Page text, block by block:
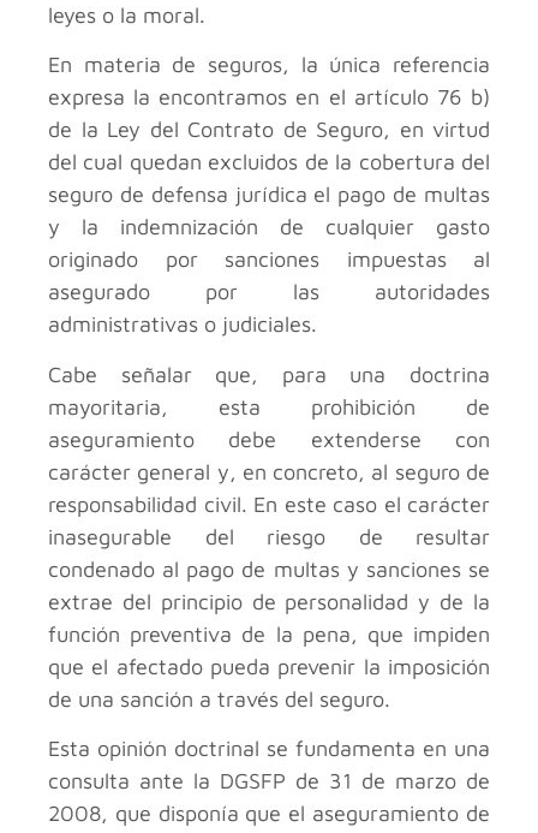
leyes o la moral.
En materia de seguros, la única referencia
expresa la encontramos en el artículo 76 b)
de la Ley del Contrato de Seguro, en virtud
del cual quedan excluidos de la cobertura del
seguro de defensa jurídica el pago de multas
y la indemnización de cualquier gasto
originado por sanciones impuestas al
asegurado por las autoridades
administrativas o judiciales.
Cabe señalar que, para una doctrina
mayoritaria, esta prohibición de
aseguramiento debe extenderse con
carácter general y, en concreto, al seguro de
responsabilidad civil. En este caso el carácter
inasegurable del riesgo de resultar
condenado al pago de multas y sanciones se
extrae del principio de personalidad y de la
función preventiva de la pena, que impiden
que el afectado pueda prevenir la imposición
de una sanción a través del seguro.
Esta opinión doctrinal se fundamenta en una
consulta ante la DGSFP de 31 de marzo de
2008, que disponía que el aseguramiento de